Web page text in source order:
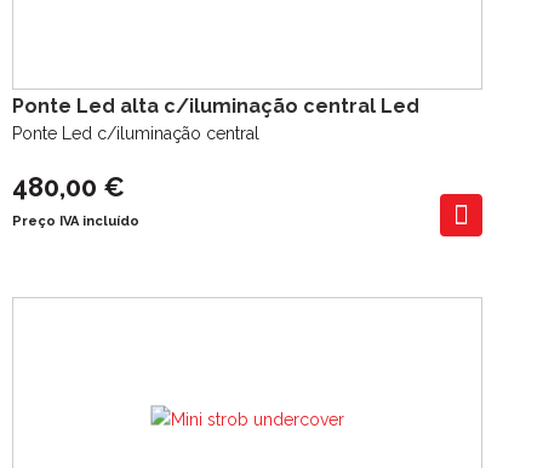
Ponte Led alta c/iluminação central Led
Ponte Led c/iluminação central
480,00 €
Preço IVA incluído